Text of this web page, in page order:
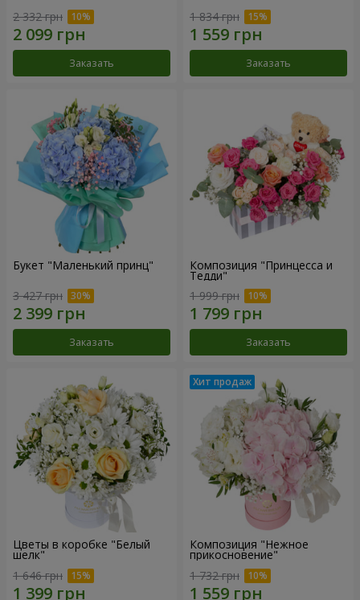
2 332 грн
Заказать
1 834 грн
Заказать
Букет "Маленький принц"
3 427 грн
Заказать
Композиция "Принцесса и
Тедди"
1 999 грн
Заказать
Цветы в коробке "Белый
шелк"
1 646 грн
Композиция "Нежное
прикосновение"
1 732 грн